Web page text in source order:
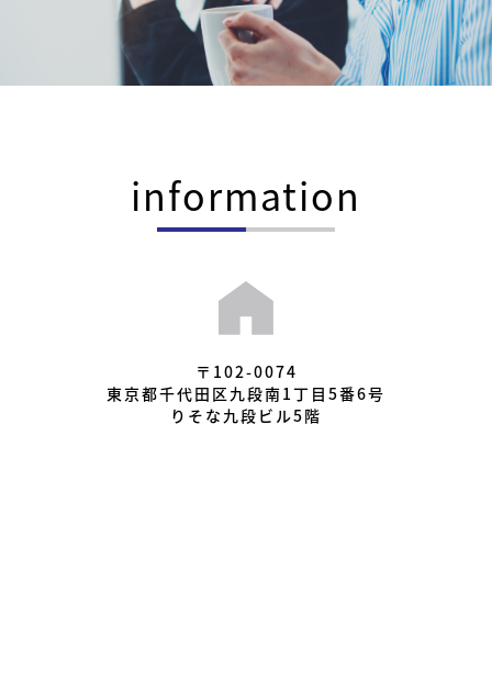
information
〒102-0074
東京都千代田区九段南1丁目5番6号
りそな九段ビル5階